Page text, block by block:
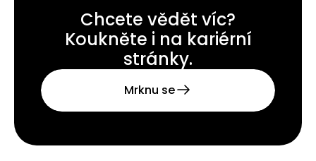
Chcete vědět víc?
Koukněte i na kariérní
stránky.
Mrknu se